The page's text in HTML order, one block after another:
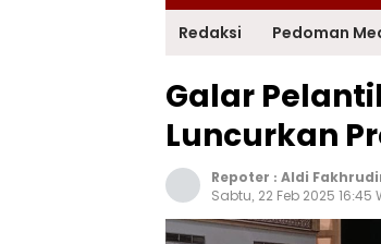
Redaksi Pedoman
Galar
Luncurkan
Repoter : Aldi
Sabtu, 22 Feb 2025 16:45